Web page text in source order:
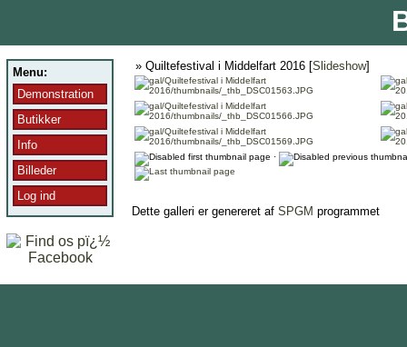
Menu:
Demonstration
Butikker
Info
Billeder
Log ind
» Quiltefestival i Middelfart 2016 [Slideshow]
·
Dette galleri er genereret af SPGM programmet